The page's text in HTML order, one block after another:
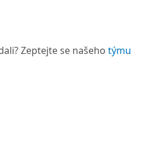
Zeptejte se našeho týmu